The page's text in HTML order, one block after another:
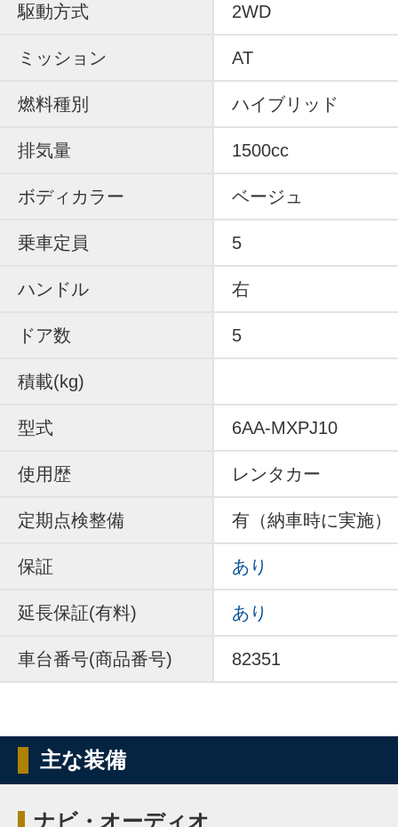
駆動方式 2WD
ミッション AT
燃料種別 ハイブリッド
排気量 1500cc
ボディカラー ベージュ
乗車定員 5
ハンドル 右
ドア数 5
積載(kg)
型式 6AA-MXPJ10
使用歴 レンタカー
定期点検整備 有（納車時に実施）
保証 あり
延長保証(有料) あり
車台番号(商品番号) 82351
主な装備
ナビ・オーディオ